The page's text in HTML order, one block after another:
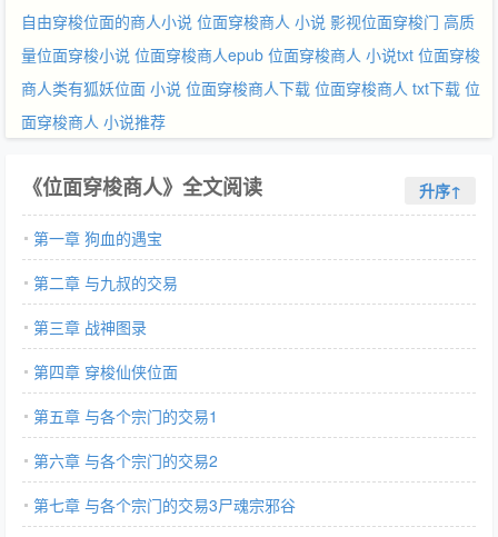
自由穿梭位面的商人小说 位面穿梭商人 小说 影视位面穿梭门 高质
量位面穿梭小说 位面穿梭商人epub 位面穿梭商人 小说txt 位面穿梭
商人类有狐妖位面 小说 位面穿梭商人下载 位面穿梭商人 txt下载 位
面穿梭商人 小说推荐
《位面穿梭商人》全文阅读 升序↑
第一章 狗血的遇宝
第二章 与九叔的交易
第三章 战神图录
第四章 穿梭仙侠位面
第五章 与各个宗门的交易1
第六章 与各个宗门的交易2
第七章 与各个宗门的交易3尸魂宗邪谷